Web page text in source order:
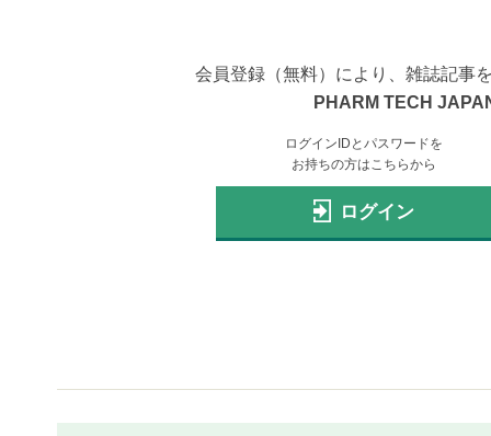
会員登録（無料）により、雑誌記事
PHARM TECH
ログインIDとパスワードを
お持ちの方はこちらから
ログイン